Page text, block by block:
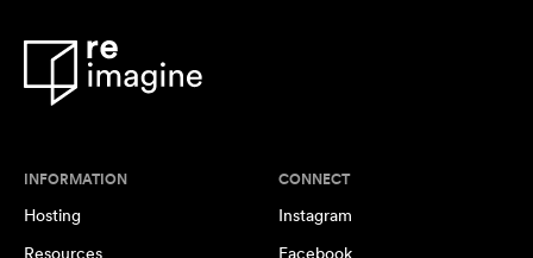
INFORMATION
Hosting
Resources
CONNECT
Instagram
Facebook